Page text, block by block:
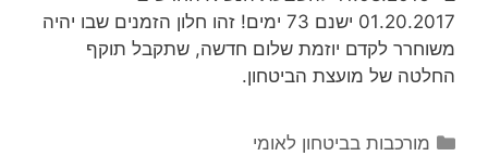
01.20.2017 ישנם 73 ימים! זהו חלון הזמנים שבו יהיה
משוחרר לקדם יוזמת שלום חדשה, שתקבל תוקף
החלטה של מועצת הביטחון.
קטגוריות
מורכבות בביטחון לאומי